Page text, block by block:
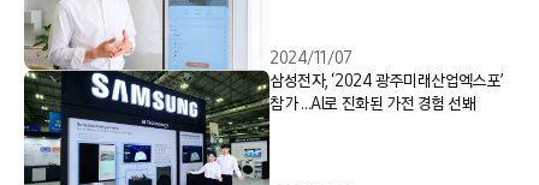
2024/11/07
삼성전자, ‘2024 광주미래산업엑스포’
참가 …AI로 진화된 가전 경험 선봬